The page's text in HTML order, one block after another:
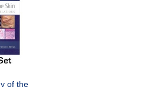
of the